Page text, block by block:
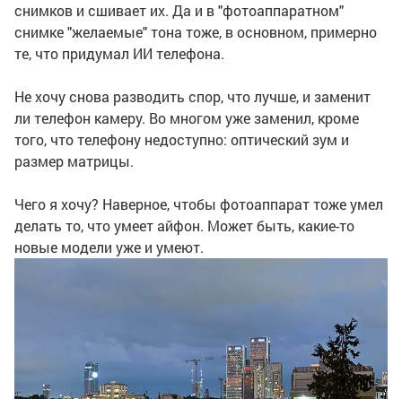
снимков и сшивает их. Да и в "фотоаппаратном"
снимке "желаемые" тона тоже, в основном, примерно
те, что придумал ИИ телефона.
Не хочу снова разводить спор, что лучше, и заменит
ли телефон камеру. Во многом уже заменил, кроме
того, что телефону недоступно: оптический зум и
размер матрицы.
Чего я хочу? Наверное, чтобы фотоаппарат тоже умел
делать то, что умеет айфон. Может быть, какие-то
новые модели уже и умеют.